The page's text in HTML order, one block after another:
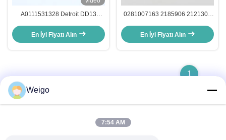
A0111531328 Detroit DD13
Kurum Parçacık Sensörü PM
Sensörü
En İyi Fiyatı Alın
0281007163 2185906 2121308
En İyi Fiyatı Alın
1
Weigo
7:54 AM